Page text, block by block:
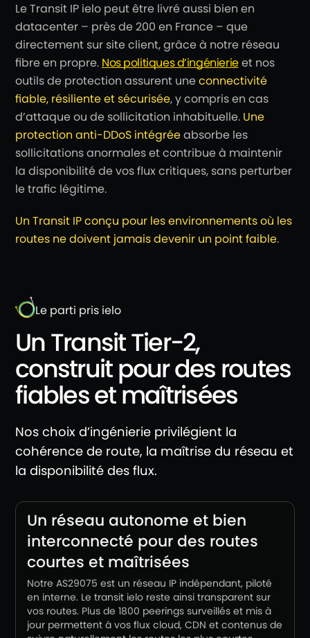
Le Transit IP ielo peut être livré aussi bien en
datacenter – près de 200 en France – que
directement sur site client, grâce à notre réseau
fibre en propre. Nos politiques d’ingénierieet nos
outils de protection assurent uneconnectivité
fiable, résiliente et sécurisée, y compris en cas
d’attaque ou de sollicitation inhabituelle. Une
protection anti-DDoS intégréeabsorbe les
sollicitations anormales et contribue à maintenir
la disponibilité de vos flux critiques, sans perturber
le trafic légitime.
Un Transit IP conçu pour les environnements où les
routes ne doivent jamais devenir un point faible.
Le parti pris ielo
Un Transit Tier-2,
construit pour des routes
fiables et maîtrisées
Nos choix d’ingénierie privilégient la
cohérence de route, la maîtrise du réseau et
la disponibilité des flux.
Un réseau autonome et bien
interconnecté pour des routes
courtes et maîtrisées
Notre AS29075 est un réseau IP indépendant, piloté
en interne. Le transit ielo reste ainsi transparent sur
vos routes. Plus de 1800 peerings surveillés et mis à
jour permettent à vos flux cloud, CDN et contenus de